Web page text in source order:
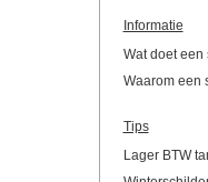
Informatie
Wat doet een
Waarom een
Tips
Lager BTW